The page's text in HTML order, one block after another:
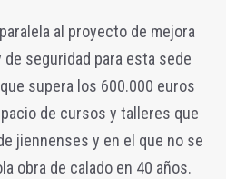
al proyecto de mejora
seguridad para esta sede
supera los 600.000 euros
de cursos y talleres que
jiennenses y en el que no se
obra de calado en 40 años.